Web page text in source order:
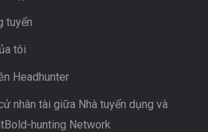
tuyển
tôi
Headhunter
nhân tài giữa Nhà tuyển dụng và
hunting Network